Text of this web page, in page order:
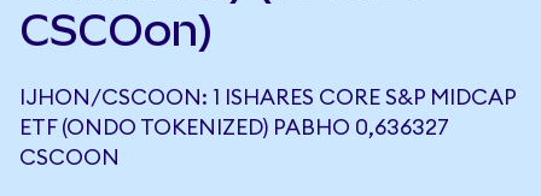
CSCOon)
IJHON/CSCOON: 1 ISHARES CORE S&P MIDCAP
ETF (ONDO TOKENIZED) РАВНО 0,636327
CSCOON